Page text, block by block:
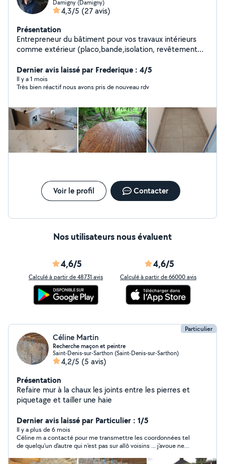
Damigny (Damigny)
4,3/5 (27 avis)
Présentation
Entrepreneur du bâtiment pour vos travaux intérieurs
comme extérieur (placo,bande,isolation, revêtement
de cuisine, maçonnerie, faïence, carrelage...) une
formation en électricité et titulaire d'un CAP en
couverture.
Dernier avis laissé par Frederique : 4/5
Il y a 1 mois
Très bien réactif nous avons pris de nouveau rdv
Voir le profil Contacter
Nos utilisateurs nous évaluent
4,6/5
Calculé à partir de 48731 avis
4,6/5
Calculé à partir de 66000 avis
Particulier
Céline Martin
Recherche maçon et peintre
Saint-Denis-sur-Sarthon (Saint-Denis-sur-Sarthon)
4,2/5 (5 avis)
Présentation
Refaire mur à la chaux les joints entre les pierres et
piquetage et tailler une haie
Dernier avis laissé par Particulier : 1/5
Il y a plus de 6 mois
Céline m a contacté pour me transmettre les coordonnées tel
de quelqu'un d'autre qui n'est pas sur allô voisins ... j'avoue ne